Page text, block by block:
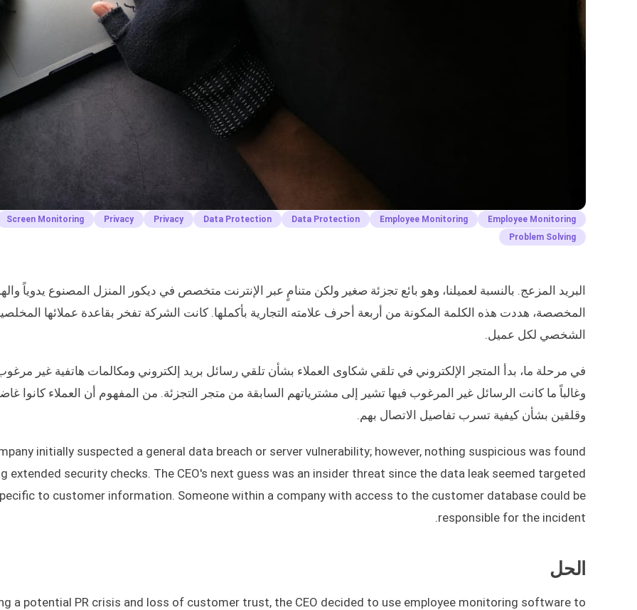
Employee Monitoring
Employee Monitoring
Data Protection
Data Protection
Privacy
Privacy
Screen Monitoring
Problem Solving
البريد المزعج. بالنسبة لعميلنا، وهو بائع تجزئة صغير ولكن متنامٍ عبر الإنترنت متخصص في ديكور المنزل المصنوع يدوياً
المخصصة، هددت هذه الكلمة المكونة من أربعة أحرف علامته التجارية بأكملها. كانت الشركة تفخر بقاعدة عملائها
الشخصي لكل عميل.
في مرحلة ما، بدأ المتجر الإلكتروني في تلقي شكاوى العملاء بشأن تلقي رسائل بريد إلكتروني ومكالمات هاتفية غير
وغالباً ما كانت الرسائل غير المرغوب فيها تشير إلى مشترياتهم السابقة من متجر التجزئة. من المفهوم أن العملاء كانوا
وقلقين بشأن كيفية تسرب تفاصيل الاتصال بهم.
initially suspected a general data breach or server vulnerability; however, nothing suspicious was found
extended security checks. The CEO's next guess was an insider threat since the data leak seemed targeted
to customer information. Someone within a company with access to the customer database could be
responsible for the incident.
الحل
a potential PR crisis and loss of customer trust, the CEO decided to use employee monitoring software to